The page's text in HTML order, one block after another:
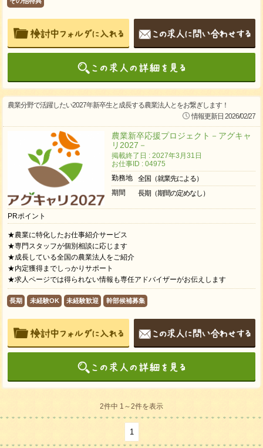
農業分野で活躍したい2027年新卒生と成長する農業法人とをお繋ぎします！
情報更新日 2026/02/27
農業新卒応援プロジェクト－アグキャ
リ2027－
掲載終了日 : 2027年3月31日
お仕事ID : 04975
勤務地
全国（就業先による）
期間
長期（期間の定めなし）
PRポイント
★農業に特化したお仕事紹介サービス
★専門スタッフが個別相談に応じます
★成長している全国の農業法人をご紹介
★内定獲得までしっかりサポート
★求人ページでは得られない情報も専任アドバイザーがお伝えします
長期 未経験OK 未経験歓迎 幹部候補募集
2件中 1～2件を表示
1